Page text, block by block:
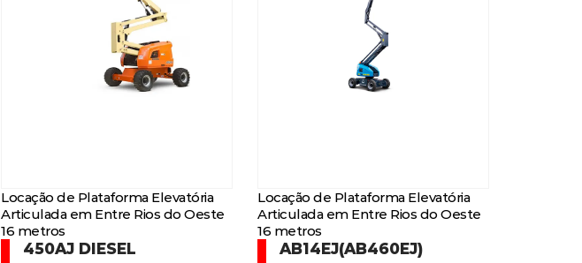
Locação de Plataforma Elevatória
Articulada em Entre Rios do Oeste
16 metros
450AJ DIESEL
Locação de Plataforma Elevatória
Articulada em Entre Rios do Oeste
16 metros
AB14EJ(AB460EJ)